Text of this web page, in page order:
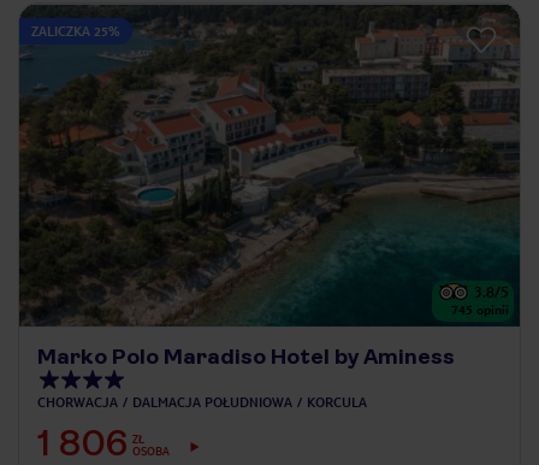
ZALICZKA 25%
3.8/5
745 opinii
Marko Polo Maradiso Hotel by Aminess
CHORWACJA DALMACJA POŁUDNIOWA KORCULA
1 806 ZŁ
OSOBA